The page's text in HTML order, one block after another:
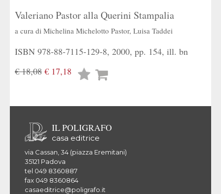
Valeriano Pastor alla Querini Stampalia
a cura di Michelina Michelotto Pastor, Luisa Taddei
ISBN 978-88-7115-129-8, 2000, pp. 154, ill. bn
€ 18,08 € 17,18
Lista
IL POLIGRAFO
casa editrice
via Cassan, 34 (piazza Eremitani)
35121 Padova
tel 049 8360887
fax 049 8360864
casaeditrice@poligrafo.it